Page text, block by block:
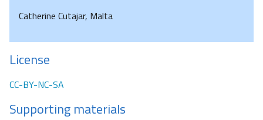
Catherine Cutajar, Malta
License
CC-BY-NC-SA
Supporting materials